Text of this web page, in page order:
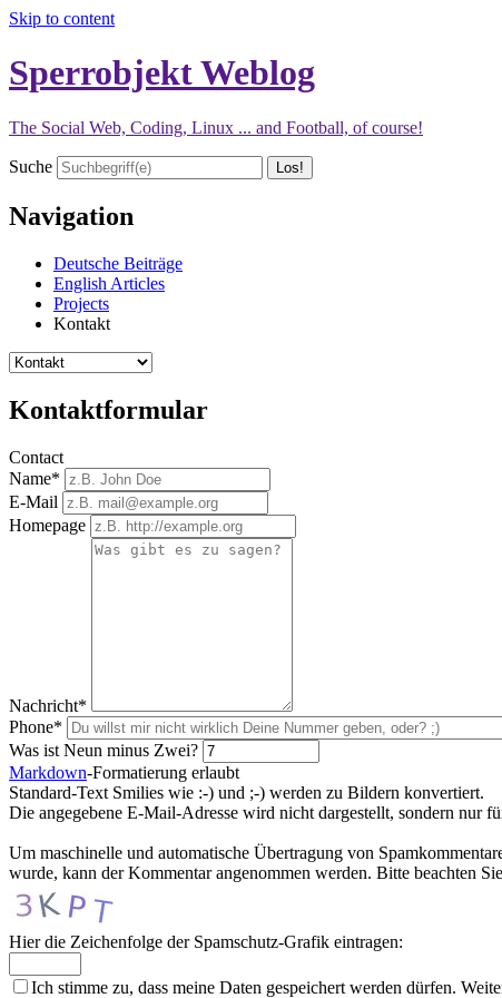
Skip to content
Sperrobjekt Weblog
The Social Web, Coding, Linux ... and Football, of course!
Suche
Navigation
Deutsche Beiträge
English Articles
Projects
Kontakt
Kontaktformular
Contact
Name*
E-Mail
Homepage
Nachricht*
Phone*
Was ist Neun minus Zwei?
Markdown-Formatierung erlaubt
Standard-Text Smilies wie :-) und ;-) werden zu Bildern konvertiert.
Die angegebene E-Mail-Adresse wird nicht dargestellt, sondern nur
Um maschinelle und automatische Übertragung von
wurde, kann der Kommentar angenommen werden. Bitte beachten
Hier die Zeichenfolge der Spamschutz-Grafik eintragen:
Ich stimme zu, dass meine Daten gespeichert werden dürfen.